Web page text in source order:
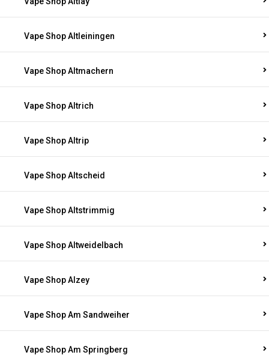
Vape Shop Altleiningen
Vape Shop Altmachern
Vape Shop Altrich
Vape Shop Altrip
Vape Shop Altscheid
Vape Shop Altstrimmig
Vape Shop Altweidelbach
Vape Shop Alzey
Vape Shop Am Sandweiher
Vape Shop Am Springberg